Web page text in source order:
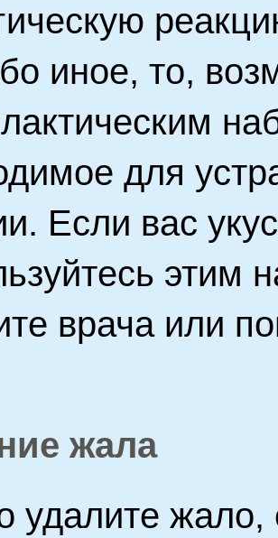
иное, то,
для
Если вас
этим
врача или
жала
удалите жало,